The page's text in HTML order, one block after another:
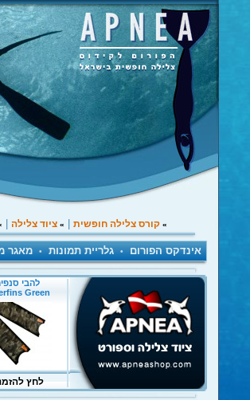
» קורס צלילה חופשית » ציוד צלילה
אינדקס הפורום • גלריית תמונות • מאגר